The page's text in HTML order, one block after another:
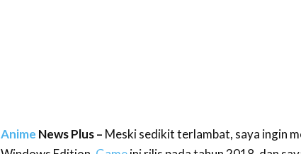
Anime News Plus – Meski sedikit terlambat, saya ingin